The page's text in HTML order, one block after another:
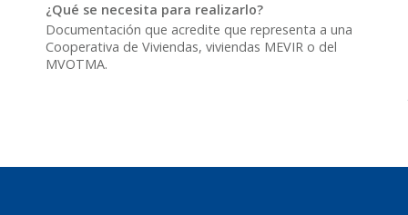
¿Qué se necesita para realizarlo?
Documentación que acredite que representa a una
Cooperativa de Viviendas, viviendas MEVIR o del
MVOTMA.